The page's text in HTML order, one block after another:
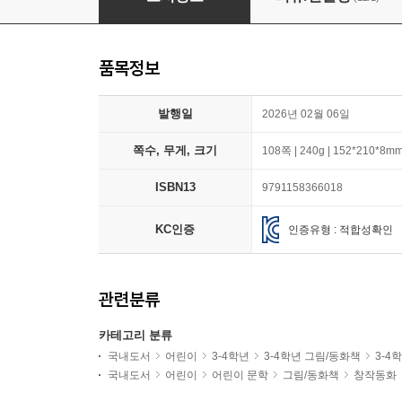
품목정보
발행일 2026년 02월 06일
쪽수, 무게, 크기 108쪽 | 240g |
ISBN13 9791158366018
KC인증 인증유형 : 적합성확인
관련분류
카테고리 분류
국내도서 어린이 3-4학년 3-4학년 그림/동화책
3-4
국내도서
어린이 어린이 문학 그림/동화책 창작동화